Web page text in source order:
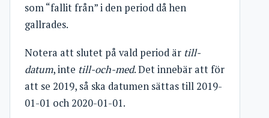
som “fallit från” i den period då hen
gallrades.
Notera att slutet på vald period är till-
datum, inte till-och-med. Det innebär att för
att se 2019, så ska datumen sättas till 2019-
01-01 och 2020-01-01.